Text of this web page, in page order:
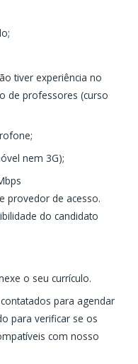
tiver experiência no
de professores (curso
nem 3G);
provedor de acesso.
do candidato
o seu currículo.
para agendar
para verificar se os
com nosso